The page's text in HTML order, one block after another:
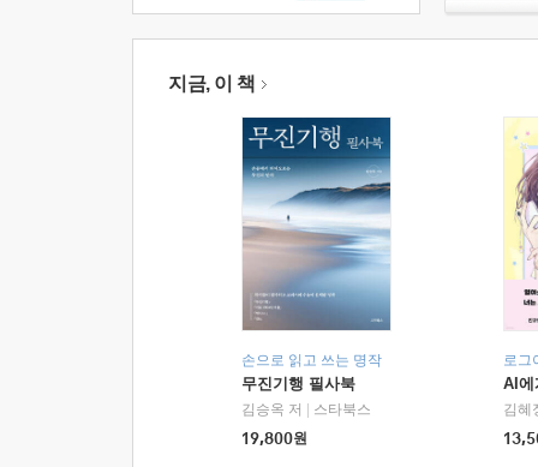
지금, 이 책
손으로 읽고 쓰는 명작
무진기행 필사북
김승옥 저
스타북스
19,800원
로그
AI에
김혜